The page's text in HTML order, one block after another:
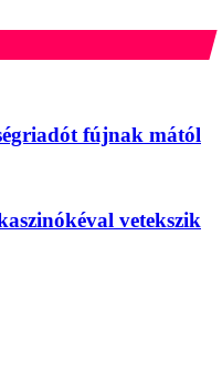
fújnak mától
vetekszik